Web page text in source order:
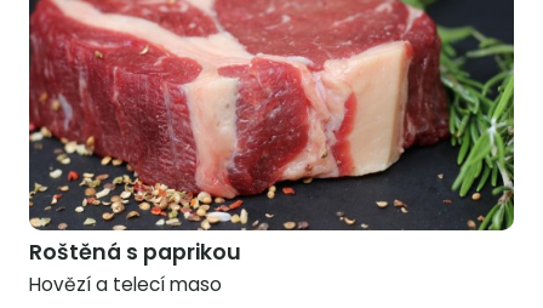
Roštěná s paprikou
Hovězí a telecí maso